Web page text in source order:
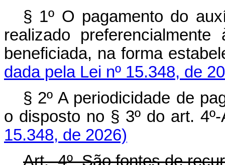
§ 1º O pagamento do
realizado
beneficiada, na forma
dada pela Lei nº 15.348, de
§ 2º A periodicidade de
o disposto no § 3º do art.
15.348, de 2026)
Art. 4º São fontes de